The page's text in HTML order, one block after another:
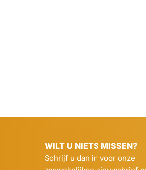
WILT U NIETS MISSEN?
Schrijf u dan in voor onze